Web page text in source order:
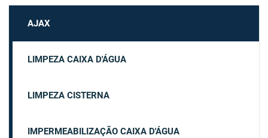
AJAX
LIMPEZA CAIXA D'ÁGUA
LIMPEZA CISTERNA
IMPERMEABILIZAÇÃO CAIXA D'ÁGUA